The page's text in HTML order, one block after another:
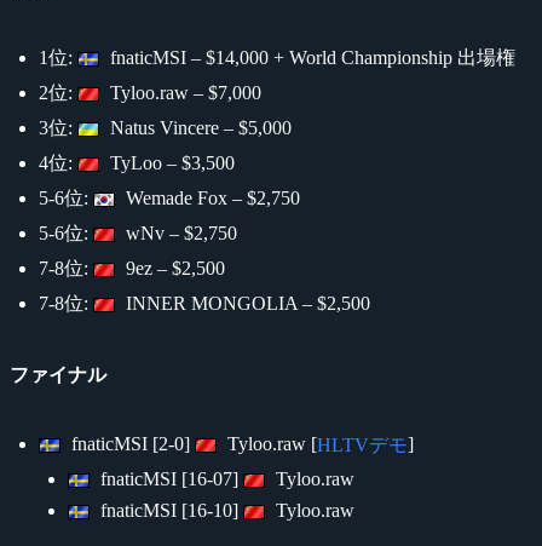
1位:
fnaticMSI – $14,000 + World Championship 出場権
2位:
Tyloo.raw – $7,000
3位:
Natus Vincere – $5,000
4位:
TyLoo – $3,500
5-6位:
Wemade Fox – $2,750
5-6位:
wNv – $2,750
7-8位:
9ez – $2,500
7-8位:
INNER MONGOLIA – $2,500
ファイナル
fnaticMSI [2-0] Tyloo.raw [HLTVデモ]
fnaticMSI [16-07]
Tyloo.raw
fnaticMSI [16-10]
Tyloo.raw